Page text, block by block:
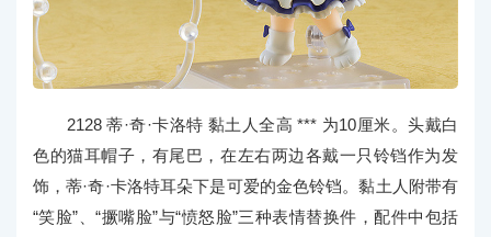
2128 蒂·奇·卡洛特 黏土人全高 *** 为10厘米。头戴白
色的猫耳帽子，有尾巴，在左右两边各戴一只铃铛作为发
饰，蒂·奇·卡洛特耳朵下是可爱的金色铃铛。黏土人附带有
“笑脸”、“撅嘴脸”与“愤怒脸”三种表情替换件，配件中包括